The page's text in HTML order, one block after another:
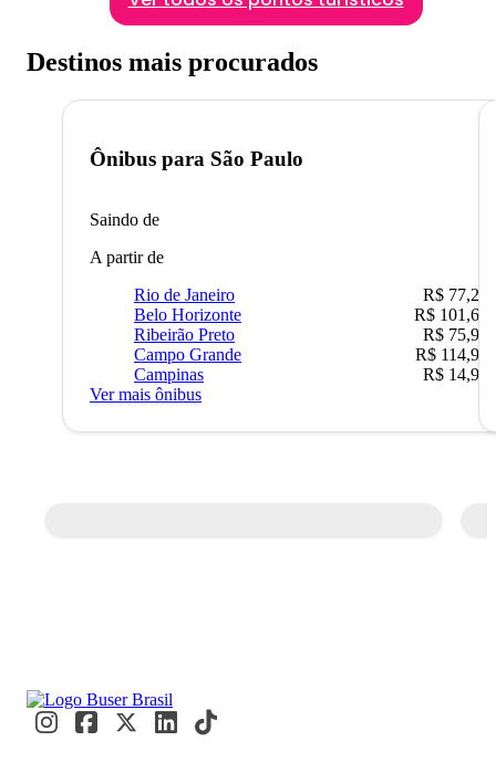
Destinos mais procurados
Ônibus para São Paulo
Saindo de
A partir de
Rio de Janeiro
R$ 77,22
Belo Horizonte
R$ 101,67
Ribeirão Preto
R$ 75,90
Campo Grande
R$ 114,90
Campinas
R$ 14,90
Ver mais ônibus